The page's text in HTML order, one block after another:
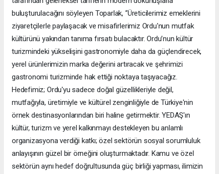
buluşturulacağını söyleyen Toparlak, “Üreticilerimiz emeklerini
ziyaretçilerle paylaşacak ve misafirlerimiz Ordu'nun mutfak
kültürünü yakından tanıma fırsatı bulacaktır. Ordu’nun kültür
turizmindeki yükselişini gastronomiyle daha da güçlendirecek,
yerel ürünlerimizin marka değerini artıracak ve şehrimizi
gastronomi turizminde hak ettiği noktaya taşıyacağız.
Hedefimiz; Ordu'yu sadece doğal güzellikleriyle değil,
mutfağıyla, üretimiyle ve kültürel zenginliğiyle de Türkiye'nin
örnek destinasyonlarından biri haline getirmektir. YEDAŞ'ın
kültür, turizm ve yerel kalkınmayı destekleyen bu anlamlı
organizasyona verdiği katkı; özel sektörün sosyal sorumluluk
anlayışının güzel bir örneğini oluşturmaktadır. Kamu ve özel
sektörün aynı hedef doğrultusunda güç birliği yapması, ilimizin